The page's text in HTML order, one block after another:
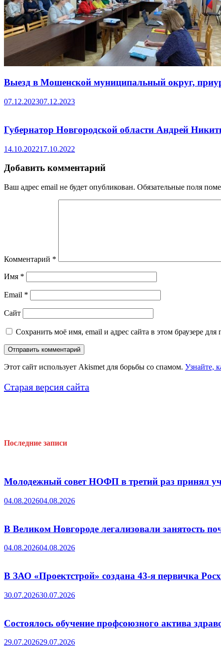
Выезд в Мошенской муниципальный округ,
07.12.202307.12.2023
Губернатор Новгородской области Андрей
14.10.202217.10.2022
Добавить комментарий
Ваш адрес email не будет опубликован. Обязательные поля
Комментарий *
Имя *
Email *
Сайт
Сохранить моё имя, email и адрес сайта в этом браузере
Этот сайт использует Akismet для борьбы со спамом. Узнайте,
Старая версия сайта
Последние записи
Молодежный совет НОФП в третий раз принял
04.08.202604.08.2026
В Великом Новгороде легализовали занятость
04.08.202604.08.2026
В ЗАО «Проектстрой» создана 43-я первичка
30.07.202630.07.2026
Состоялось обучение профсоюзного актива
29.07.202629.07.2026